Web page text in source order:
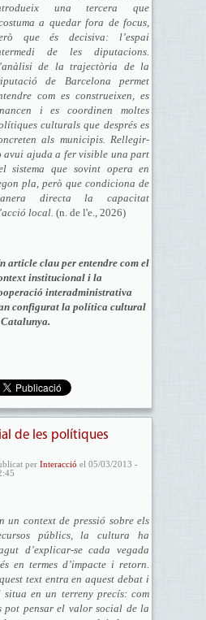
una tercera que
a quedar fora de focus,
que és decisiva: l’espai
de les diputacions.
de la trajectòria de la
de Barcelona permet
com es construeixen, es
i es coordinen moltes
culturals que després es
als municipis. Rellegir-
avui ajuda a fer visible una part
sistema que sovint opera en
pla, però que condiciona de
directa la capacitat
local. (n. de l'e., 2026)
article clau per entendre com el
institucional i la
interadministrativa
configurat la política cultural
de les polítiques
per Interacció el 05/03/2013 -
un context de pressió sobre els
públics, la cultura ha
d’explicar-se cada vegada
en termes d’impacte i retorn.
text entra en aquest debat i
situa en un terreny precís: com
pot pensar el valor social de la